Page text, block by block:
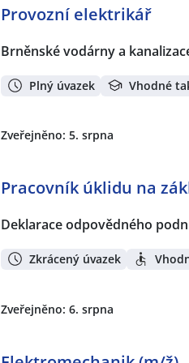
Provozní elektrikář
Brněnské vodárny a
Plný úvazek Vhodné
Zveřejněno: 5. srpna
Pracovník úklidu na
Deklarace odpovědného
Zkrácený úvazek
Zveřejněno: 6. srpna